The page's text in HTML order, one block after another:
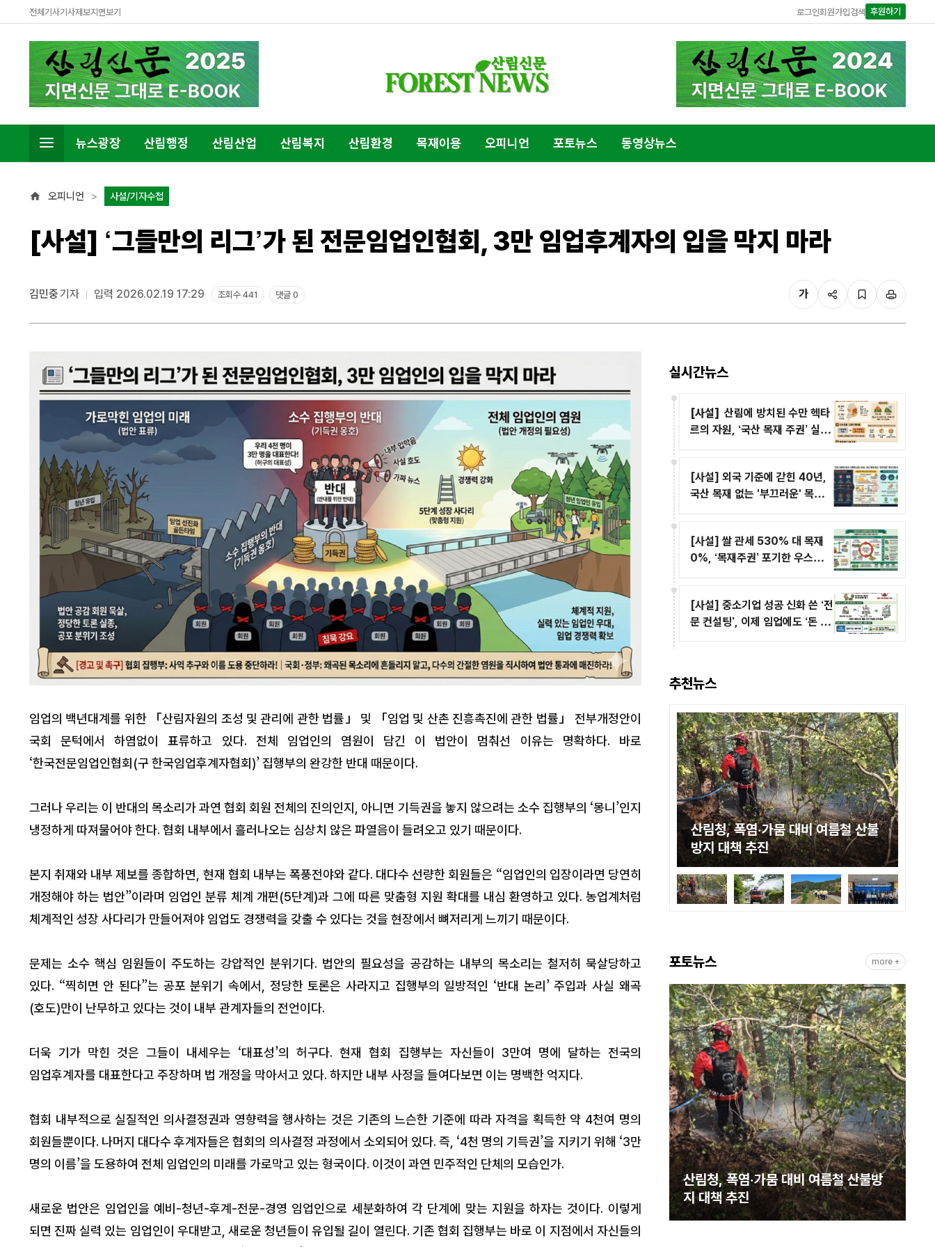
전체기사기사제보지면보기 로그인회원가입검색 후원하기
뉴스광장 산림행정 산림산업 산림복지 산림환경 목재이용 오피니언 포토뉴스 동영상뉴스
오피니언 사설/기자수첩
[사설] ‘그들만의 리그’가 된 전문임업인협회, 3만 임업후계자의 입을 막지 마라
김민중기자 입력 2026.02.19 17:29 조회수 441 댓글 0 가
임업의 백년대계를 위한 「산림자원의 조성 및 관리에 관한 법률」 및 「임업 및 산촌 진흥촉진에 관한 법률」 전부개정안이
국회 문턱에서 하염없이 표류하고 있다. 전체 임업인의 염원이 담긴 이 법안이 멈춰선 이유는 명확하다. 바로
‘한국전문임업인협회(구 한국임업후계자협회)’ 집행부의 완강한 반대 때문이다.
그러나 우리는 이 반대의 목소리가 과연 협회 회원 전체의 진의인지, 아니면 기득권을 놓지 않으려는 소수 집행부의 ‘몽니’인지
냉정하게 따져물어야 한다. 협회 내부에서 흘러나오는 심상치 않은 파열음이 들려오고 있기 때문이다.
본지 취재와 내부 제보를 종합하면, 현재 협회 내부는 폭풍전야와 같다. 대다수 선량한 회원들은 “임업인의 입장이라면 당연히
개정해야 하는 법안”이라며 임업인 분류 체계 개편(5단계)과 그에 따른 맞춤형 지원 확대를 내심 환영하고 있다. 농업계처럼
체계적인 성장 사다리가 만들어져야 임업도 경쟁력을 갖출 수 있다는 것을 현장에서 뼈저리게 느끼기 때문이다.
문제는 소수 핵심 임원들이 주도하는 강압적인 분위기다. 법안의 필요성을 공감하는 내부의 목소리는 철저히 묵살당하고
있다. “찍히면 안 된다”는 공포 분위기 속에서, 정당한 토론은 사라지고 집행부의 일방적인 ‘반대 논리’ 주입과 사실 왜곡
(호도)만이 난무하고 있다는 것이 내부 관계자들의 전언이다.
더욱 기가 막힌 것은 그들이 내세우는 ‘대표성’의 허구다. 현재 협회 집행부는 자신들이 3만여 명에 달하는 전국의
임업후계자를 대표한다고 주장하며 법 개정을 막아서고 있다. 하지만 내부 사정을 들여다보면 이는 명백한 억지다.
협회 내부적으로 실질적인 의사결정권과 영향력을 행사하는 것은 기존의 느슨한 기준에 따라 자격을 획득한 약 4천여 명의
회원들뿐이다. 나머지 대다수 후계자들은 협회의 의사결정 과정에서 소외되어 있다. 즉, ‘4천 명의 기득권’을 지키기 위해 ‘3만
명의 이름’을 도용하여 전체 임업인의 미래를 가로막고 있는 형국이다. 이것이 과연 민주적인 단체의 모습인가.
새로운 법안은 임업인을 예비-청년-후계-전문-경영 임업인으로 세분화하여 각 단계에 맞는 지원을 하자는 것이다. 이렇게
되면 진짜 실력 있는 임업인이 우대받고, 새로운 청년들이 유입될 길이 열린다. 기존 협회 집행부는 바로 이 지점에서 자신들의
실시간뉴스
[사설] 산림에 방치된 수만 헥타
르의 자원, ‘국산 목재 주권’ 실현
[사설] 외국 기준에 갇힌 40년,
국산 목재 없는 '부끄러운' 목조건
[사설] 쌀 관세 530% 대 목재
0%, ‘목재주권’ 포기한 우스운
[사설] 중소기업 성공 신화 쓴 ‘전
문 컨설팅’, 이제 임업에도 ‘돈 버
추천뉴스
산림청, ‘섬의 날’ 행사서 섬숲 복원
산림청, 폭염·가뭄 대비 여름철 산불
방지 대책 추진
포토뉴스 more +
산림청, 폭염·가뭄 대비 여름철 산불방
지 대책 추진